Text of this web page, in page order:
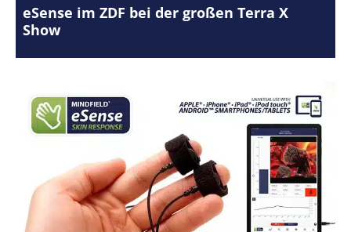
eSense im ZDF bei der großen Terra X
Show